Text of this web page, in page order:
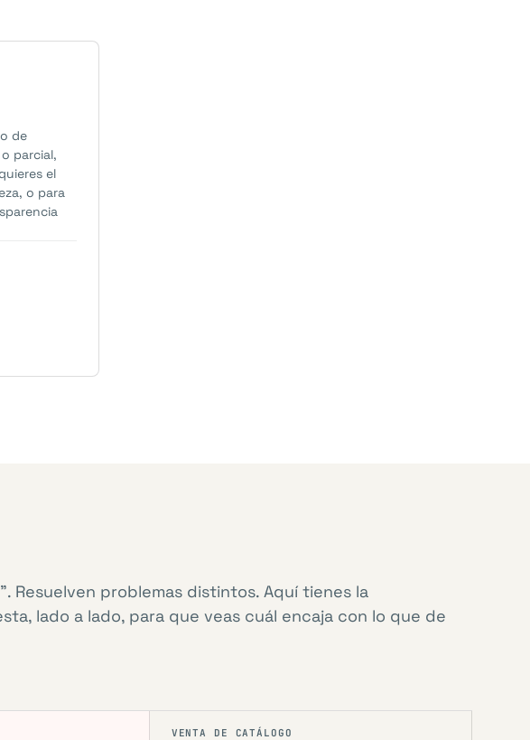
de
parcial,
el
o para
Resuelven problemas distintos. Aquí tienes la
lado a lado, para que veas cuál encaja con lo que de
VENTA DE CATÁLOGO